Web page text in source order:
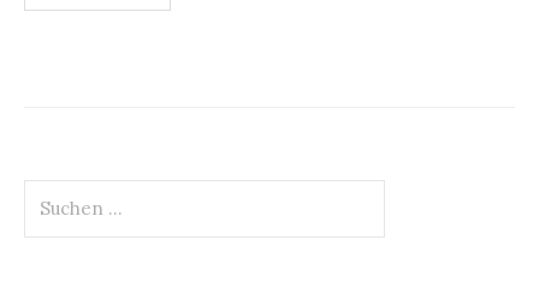
der
nach: